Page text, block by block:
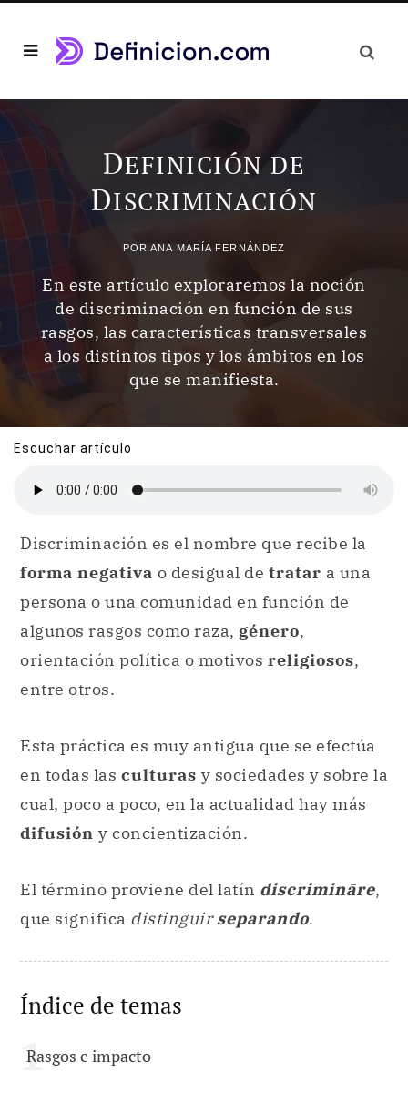
DEFINICIÓN DE
DISCRIMINACIÓN
PORANA MARÍA FERNÁNDEZ
En este artículo exploraremos la noción
de discriminación en función de sus
rasgos, las características transversales
a los distintos tipos y los ámbitos en los
que se manifiesta.
Escuchar artículo
Discriminación es el nombre que recibe la
forma negativa o desigual de tratar a una
persona o una comunidad en función de
algunos rasgos como raza, género,
orientación política o motivos religiosos,
entre otros.
Esta práctica es muy antigua que se efectúa
en todas las culturas y sociedades y sobre la
cual, poco a poco, en la actualidad hay más
difusión y concientización.
El término proviene del latín discrimināre,
que significa distinguirseparando.
Índice de temas
Rasgos e impacto